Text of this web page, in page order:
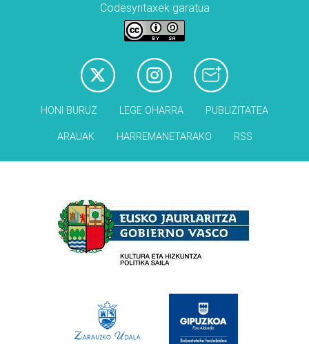
Codesyntaxek garatua
HONI BURUZ LEGE OHARRA PUBLIZITATEA
ARAUAK HARREMANETARAKO RSS